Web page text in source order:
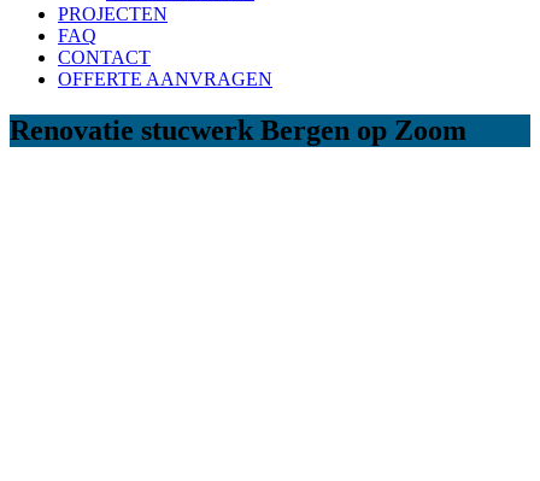
PROJECTEN
FAQ
CONTACT
OFFERTE AANVRAGEN
Renovatie stucwerk Bergen op Zoom